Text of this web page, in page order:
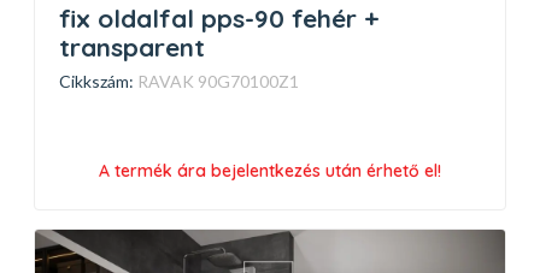
fix oldalfal pps-90 fehér +
transparent
Cikkszám: RAVAK 90G70100Z1
A termék ára bejelentkezés után érhető el!